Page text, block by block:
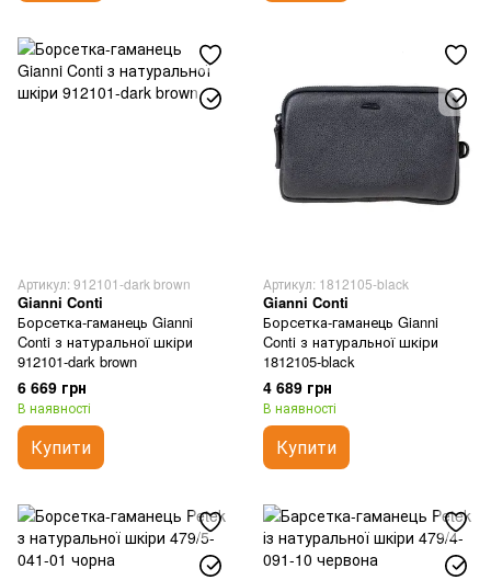
Артикул: 912101-dark brown
Gianni Conti
Борсетка-гаманець Gianni
Conti з натуральної шкіри
912101-dark brown
6 669 грн
В наявності
Купити
Артикул: 1812105-black
Gianni Conti
Борсетка-гаманець Gianni
Conti з натуральної шкіри
1812105-black
4 689 грн
В наявності
Купити